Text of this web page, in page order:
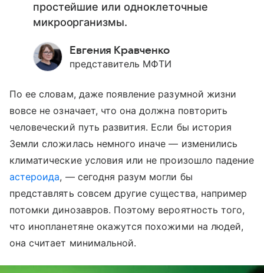
простейшие или одноклеточные
микроорганизмы.
Евгения Кравченко
представитель МФТИ
По ее словам, даже появление разумной жизни
вовсе не означает, что она должна повторить
человеческий путь развития. Если бы история
Земли сложилась немного иначе — изменились
климатические условия или не произошло падение
астероида, — сегодня разум могли бы
представлять совсем другие существа, например
потомки динозавров. Поэтому вероятность того,
что инопланетяне окажутся похожими на людей,
она считает минимальной.